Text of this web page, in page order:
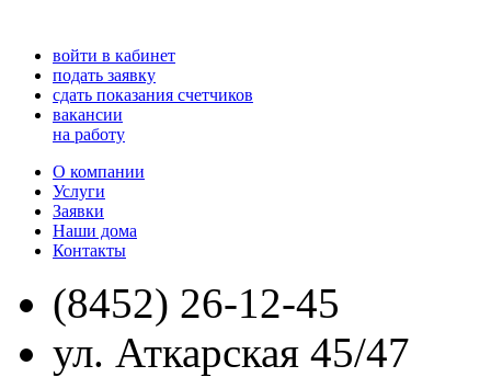
войти в кабинет
подать заявку
сдать показания счетчиков
вакансии
на работу
О компании
Услуги
Заявки
Наши дома
Контакты
(8452) 26-12-45
ул. Аткарская 45/47